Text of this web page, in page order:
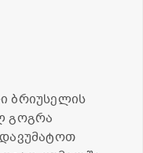
ბრიუსელის
გოგრა